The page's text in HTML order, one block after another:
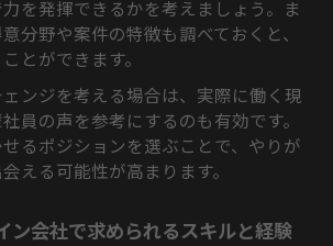
を発揮できるかを考えましょう。ま
分野や案件の特徴も調べておくと、
とができます。
ンジを考える場合は、実際に働く現
員の声を参考にするのも有効です。
るポジションを選ぶことで、やりが
える可能性が高まります。
ン会社で求められるスキルと経験